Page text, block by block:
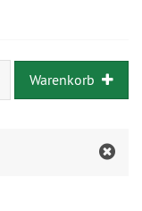
Warenkorb